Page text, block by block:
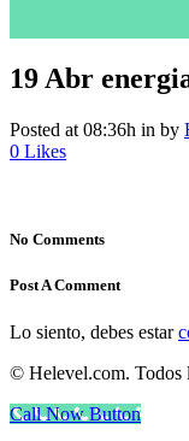
19 Abr
Posted at 08:36h in by
0 Likes
No Comments
Post A Comment
Lo siento, debes estar
© Helevel.com. Todos
Call Now Button